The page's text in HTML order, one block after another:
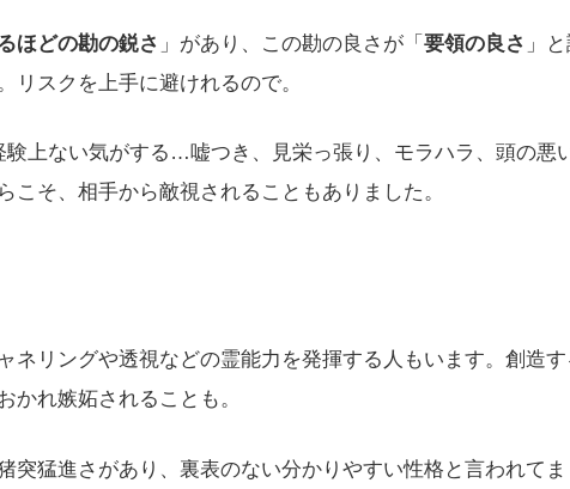
ほどの勘の鋭さ 」があり、この勘の良さが「 要領の良さ 」
リスクを上手に避けれるので。
験上ない気がする…嘘つき、見栄っ張り、モラハラ、頭の悪
こそ、相手から敵視されることもありました。
ネリングや透視などの霊能力を発揮する人もいます。創造す
かれ嫉妬されることも。
突猛進さがあり、裏表のない分かりやすい性格と言われてま